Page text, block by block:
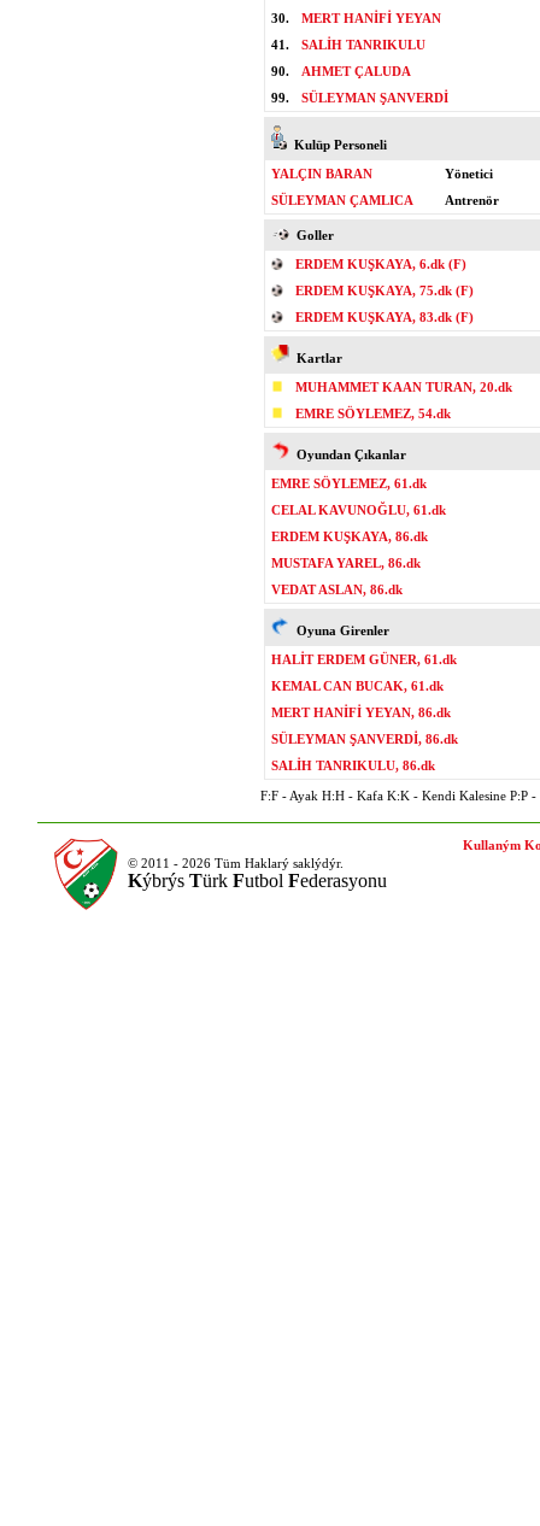
30.
MERT HANİFİ YEYAN
41.
SALİH TANRIKULU
90.
AHMET ÇALUDA
99.
SÜLEYMAN ŞANVERDİ
Kulüp Personeli
YALÇIN BARAN
Yönetici
SÜLEYMAN ÇAMLICA
Antrenör
Goller
ERDEM KUŞKAYA, 6.dk (F)
ERDEM KUŞKAYA, 75.dk (F)
ERDEM KUŞKAYA, 83.dk (F)
Kartlar
MUHAMMET KAAN TURAN, 20.dk
EMRE SÖYLEMEZ, 54.dk
Oyundan Çıkanlar
EMRE SÖYLEMEZ, 61.dk
CELAL KAVUNOĞLU, 61.dk
ERDEM KUŞKAYA, 86.dk
MUSTAFA YAREL, 86.dk
VEDAT ASLAN, 86.dk
Oyuna Girenler
HALİT ERDEM GÜNER, 61.dk
KEMAL CAN BUCAK, 61.dk
MERT HANİFİ YEYAN, 86.dk
SÜLEYMAN ŞANVERDİ, 86.dk
SALİH TANRIKULU, 86.dk
F:F - Ayak H:H - Kafa K:K - Kendi Kalesine P:P -
© 2011 - 2026 Tüm Haklarý saklýdýr.
Kýbrýs Türk Futbol Federasyonu
Kullaným